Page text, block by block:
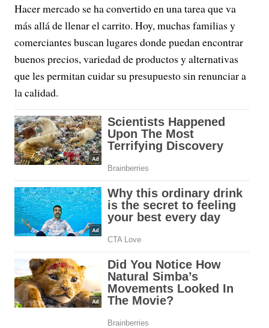
Hacer mercado se ha convertido en una tarea que va
más allá de llenar el carrito. Hoy, muchas familias y
comerciantes buscan lugares donde puedan encontrar
buenos precios, variedad de productos y alternativas
que les permitan cuidar su presupuesto sin renunciar a
la calidad.